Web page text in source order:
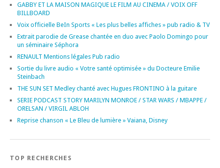
GABBY ET LA MAISON MAGIQUE LE FILM AU CINEMA / VOIX OFF
BILLBOARD
Voix officielle BeIn Sports « Les plus belles affiches » pub radio & TV
Extrait parodie de Grease chantée en duo avec Paolo Domingo pour
un séminaire Séphora
RENAULT Mentions légales Pub radio
Sortie du livre audio « Votre santé optimisée » du Docteure Emilie
Steinbach
THE SUN SET Medley chanté avec Hugues FRONTINO à la guitare
SERIE PODCAST STORY MARILYN MONROE / STAR WARS / MBAPPE /
ORELSAN / VIRGIL ABLOH
Reprise chanson « Le Bleu de lumière » Vaiana, Disney
TOP RECHERCHES